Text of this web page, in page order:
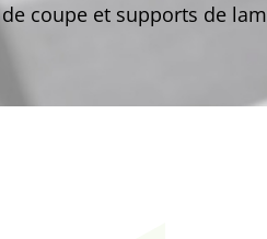
coupe et supports de